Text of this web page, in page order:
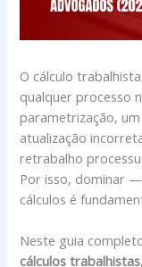
O cálculo
qualquer processo
parametrização,
atualização
retrabalho
Por isso, dominar
cálculos é
Neste guia
cálculos